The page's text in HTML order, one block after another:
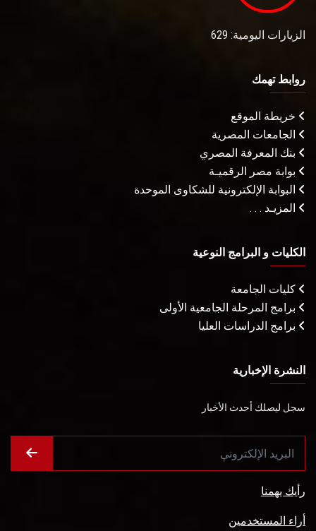
الزيارات اليومية: 629
روابط تهمك
خريطة الموقع
الجامعات المصرية
بنك المعرفة المصري
بوابة مصر الرقميـة
البوابة الإلكترونية للشكاوى الموحدة
المزيـد . . .
الكليات و البرامج النوعية
كليات الجامعة
برامج المرحلة الجامعية الأولى
برامج الدراسات العليا
النشرة الإخبارية
سجل ليصلك أحدث الأخبار
رأيك يهمنا
أراء المستخدمين